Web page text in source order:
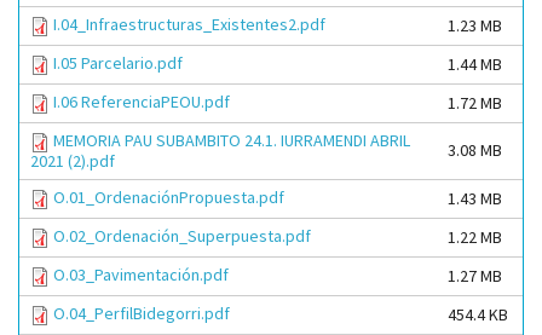
I.04_Infraestructuras_Existentes2.pdf
1.23 MB
I.05 Parcelario.pdf
1.44 MB
I.06 ReferenciaPEOU.pdf
1.72 MB
MEMORIA PAU SUBAMBITO 24.1. IURRAMENDI ABRIL
2021 (2).pdf
3.08 MB
O.01_OrdenaciónPropuesta.pdf
1.43 MB
O.02_Ordenación_Superpuesta.pdf
1.22 MB
O.03_Pavimentación.pdf
1.27 MB
O.04_PerfilBidegorri.pdf
454.4 KB